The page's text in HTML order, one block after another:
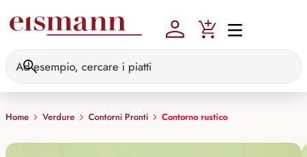
Home Verdure Contorni Pronti Contorno rustico